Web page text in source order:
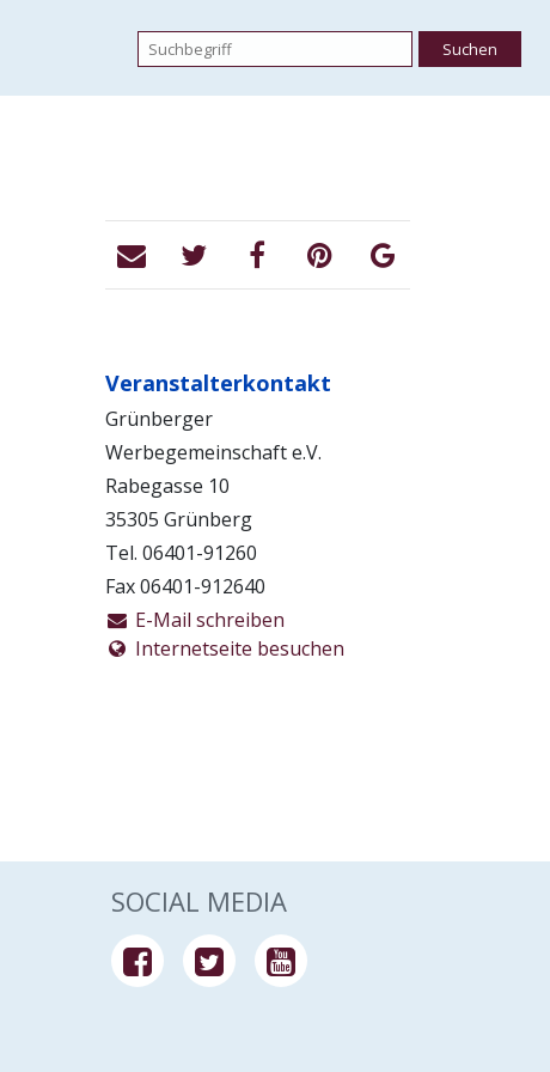
Veranstalterkontakt
Grünberger
Werbegemeinschaft e.V.
Rabegasse 10
35305 Grünberg
Tel. 06401-91260
Fax 06401-912640
E-Mail schreiben
Internetseite besuchen
SOCIAL MEDIA